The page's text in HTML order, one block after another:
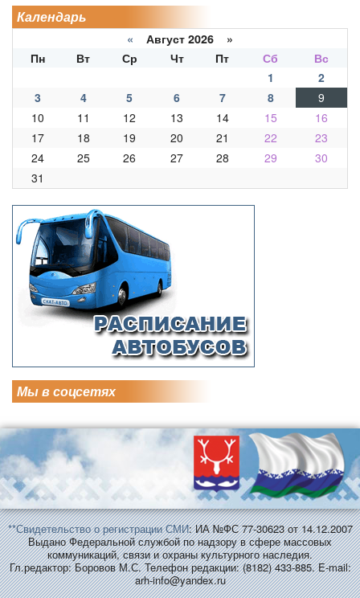
Календарь
« Август 2026 »
Пн
Вт Ср Чт Пт Сб
Вс
1
2
3
4 5 6 7 8
9
10
11 12 13 14 15
16
17
18 19 20 21 22
23
24
25 26 27 28 29
30
31
Мы в соцсетях
**Свидетельство о регистрации СМИ: ИА №ФС 77-30623 от 14.12.2007
Выдано Федеральной службой по надзору в сфере массовых
коммуникаций, связи и охраны культурного наследия.
Гл.редактор: Боровов М.С. Телефон редакции: (8182) 433-885. E-mail:
arh-info@yandex.ru